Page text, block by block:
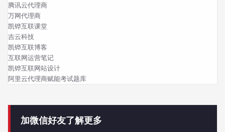
腾讯云代理商
万网代理商
凯铧互联课堂
吉云科技
凯铧互联博客
互联网运营笔记
凯铧互联网站设计
阿里云代理商赋能考试题库
加微信好友了解更多